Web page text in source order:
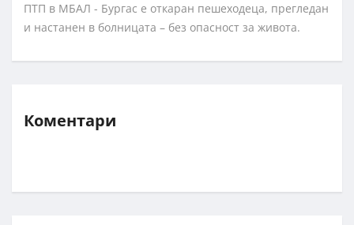
ПТП в МБАЛ - Бургас е откаран пешеходеца, прегледан
и настанен в болницата – без опасност за живота.
Коментари